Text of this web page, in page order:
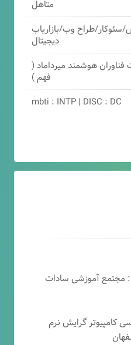
متاهل
سئوکار/طراح وب/بازاریاب
دیجیتال
هوشمند میرداماد (
فهم )
mbti : INTP | DISC : DC
: مجتمع آموزشی سادات
کامپیوتر گرایش نرم